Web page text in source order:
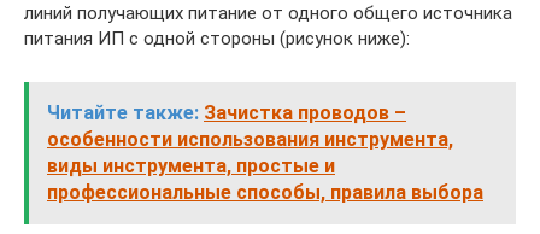
линий получающих питание от одного общего источника
питания ИП с одной стороны (рисунок ниже):
Читайте также: Зачистка проводов –
особенности использования инструмента,
виды инструмента, простые и
профессиональные способы, правила выбора